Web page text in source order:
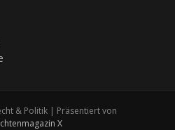
& Politik | Präsentiert von
X